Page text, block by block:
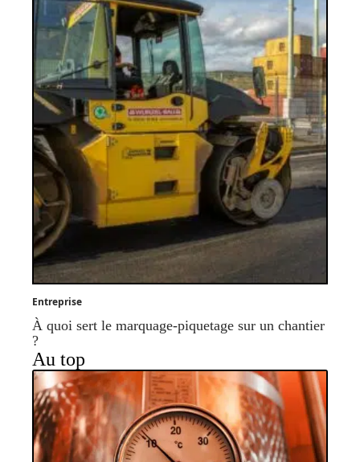
Entreprise
À quoi sert le marquage-piquetage sur un chantier
?
Au top